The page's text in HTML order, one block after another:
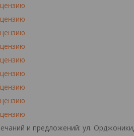
и предложений: ул.